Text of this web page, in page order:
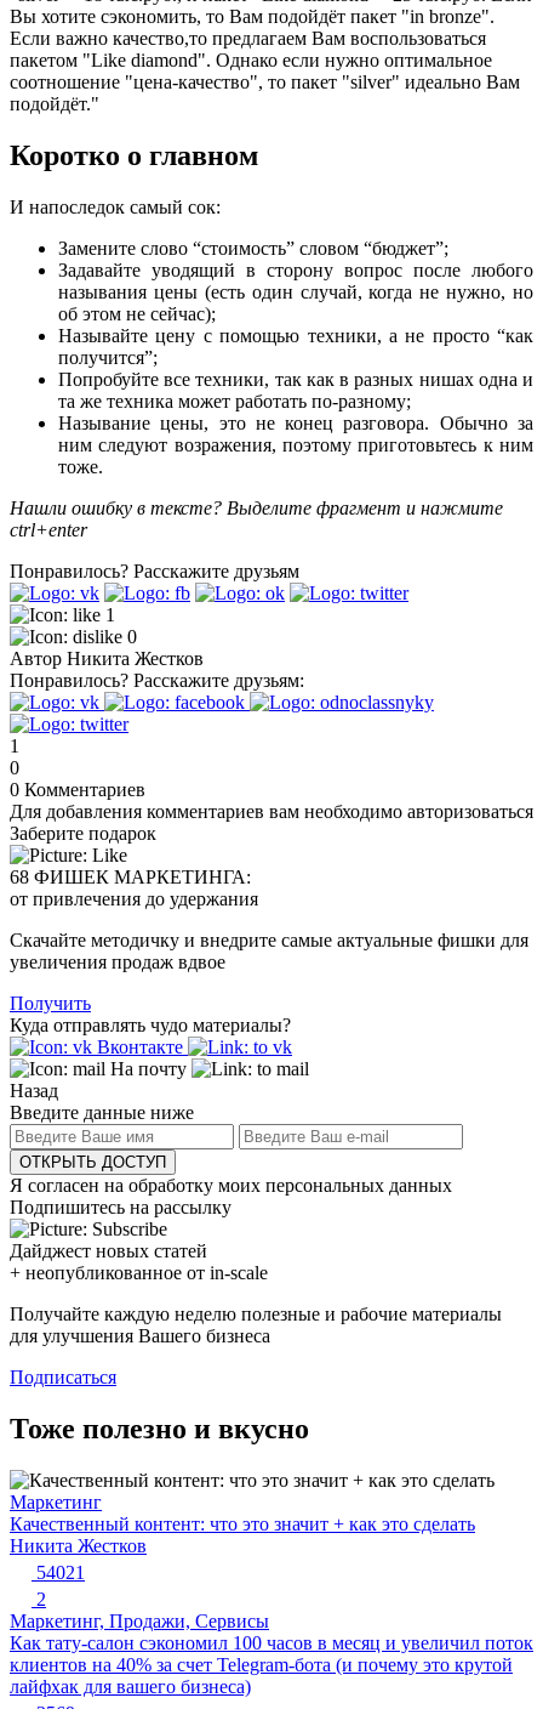
Вы хотите сэкономить, то Вам подойдёт пакет "in bronze".
Если важно качество,то предлагаем Вам воспользоваться
пакетом "Like diamond". Однако если нужно оптимальное
соотношение "цена-качество", то пакет "silver" идеально Вам
подойдёт."
Коротко о главном
И напоследок самый сок:
Замените слово “стоимость” словом “бюджет”;
Задавайте уводящий в сторону вопрос после любого
называния цены (есть один случай, когда не нужно, но
об этом не сейчас);
Называйте цену с помощью техники, а не просто “как
получится”;
Попробуйте все техники, так как в разных нишах одна и
та же техника может работать по-разному;
Называние цены, это не конец разговора. Обычно за
ним следуют возражения, поэтому приготовьтесь к ним
тоже.
Нашли ошибку в тексте? Выделите фрагмент и нажмите
ctrl+enter
Понравилось? Расскажите друзьям
1
0
Автор Никита Жестков
Понравилось? Расскажите друзьям:
1
0
0 Комментариев
Для добавления комментариев вам необходимо авторизоваться
Заберите подарок
68 ФИШЕК МАРКЕТИНГА:
от привлечения до удержания
Скачайте методичку и внедрите самые актуальные фишки для
увеличения продаж вдвое
Получить
Куда отправлять чудо материалы?
Вконтакте
На почту
Назад
Введите данные ниже
ОТКРЫТЬ ДОСТУП
Я согласен на обработку моих персональных данных
Подпишитесь на рассылку
Дайджест новых статей
+ неопубликованное от in-scale
Получайте каждую неделю полезные и рабочие материалы
для улучшения Вашего бизнеса
Подписаться
Тоже полезно и вкусно
Маркетинг
Качественный контент: что это значит + как это сделать
Никита Жестков
54021
2
Маркетинг, Продажи, Сервисы
Как тату-салон сэкономил 100 часов в месяц и увеличил поток
клиентов на 40% за счет Telegram-бота (и почему это крутой
лайфхак для вашего бизнеса)